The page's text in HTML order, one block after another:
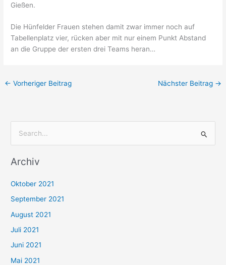
Gießen.
Die Hünfelder Frauen stehen damit zwar immer noch auf
Tabellenplatz vier, rücken aber mit nur einem Punkt Abstand
an die Gruppe der ersten drei Teams heran…
← Vorheriger Beitrag Nächster Beitrag →
c
n
n
a
c
h
Archiv
Oktober 2021
September 2021
August 2021
Juli 2021
Juni 2021
Mai 2021